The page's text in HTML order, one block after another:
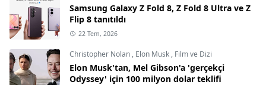
Samsung Galaxy Z Fold 8, Z Fold 8 Ultra ve Z
Flip 8 tanıtıldı
22 Tem, 2026
Christopher Nolan , Elon Musk , Film ve Dizi
Elon Musk'tan, Mel Gibson'a 'gerçekçi
Odyssey' için 100 milyon dolar teklifi